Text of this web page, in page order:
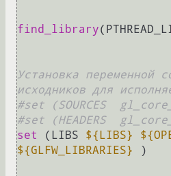
find_library
Установка переменной
исходников для
#set (SOURCES
#set (HEADERS
set
(LIBS ${LIBS}
${GLFW_LIBRARIES}
)